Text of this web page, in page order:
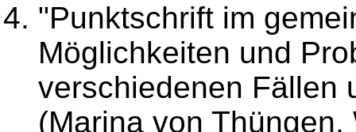
"Punktschrift im
Möglichkeiten und
verschiedenen Fällen
(Marina von Thüngen,